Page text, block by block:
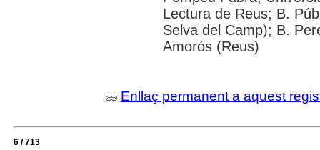
Lectura de Reus; B.
Selva del Camp); B.
Amorós (Reus)
Enllaç permanent a aquest
6 / 713